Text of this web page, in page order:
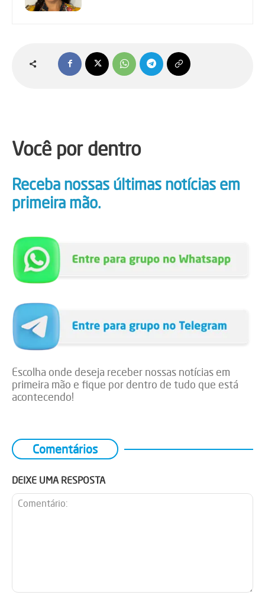
Você por dentro
Receba nossas últimas notícias em
primeira mão.
Escolha onde deseja receber nossas notícias em
primeira mão e fique por dentro de tudo que está
acontecendo!
Comentários
DEIXE UMA RESPOSTA